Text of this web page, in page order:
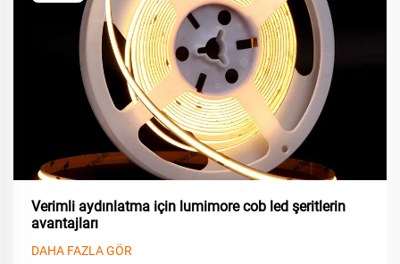
Verimli aydınlatma için lumimore cob led şeritlerin
avantajları
DAHA FAZLA GÖR